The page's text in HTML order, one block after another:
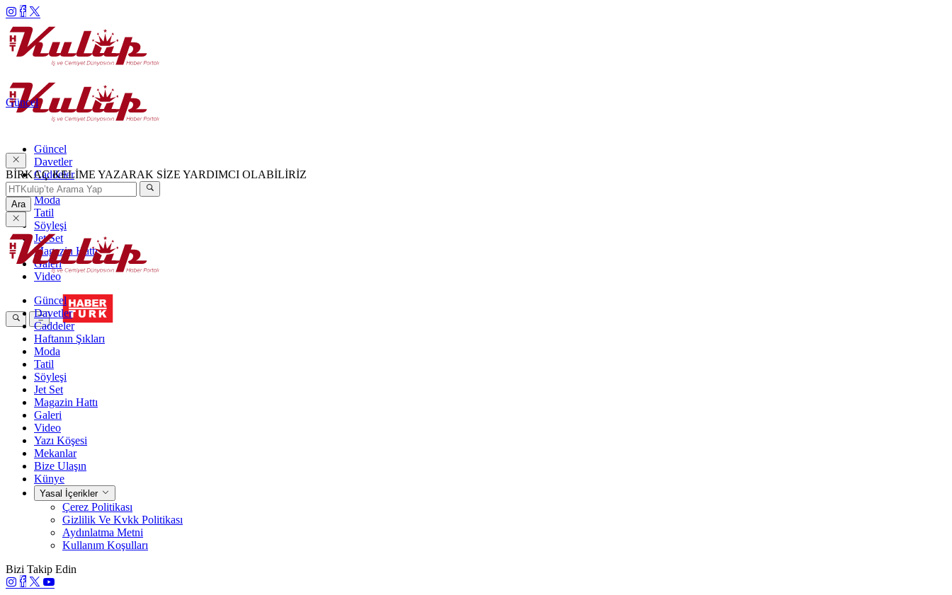
Güncel
Davetler
Caddeler
Haftanın Şıkları
Moda
Tatil
Söyleşi
Jet Set
Magazin Hattı
Galeri
Video
Güncel
BİRKAÇ KELİME YAZARAK SİZE YARDIMCI OLABİLİRİZ
Ara
Güncel
Davetler
Caddeler
Haftanın Şıkları
Moda
Tatil
Söyleşi
Jet Set
Magazin Hattı
Galeri
Video
Yazı Köşesi
Mekanlar
Bize Ulaşın
Künye
Yasal İçerikler
Çerez Politikası
Gizlilik Ve Kvkk Politikası
Aydınlatma Metni
Kullanım Koşulları
Bizi Takip Edin